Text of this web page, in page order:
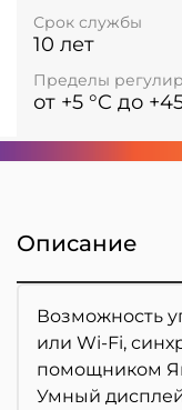
Срок службы
10 лет
Пределы
от +5 °C до
Описание
Возможность
или Wi-Fi,
помощником
Умный